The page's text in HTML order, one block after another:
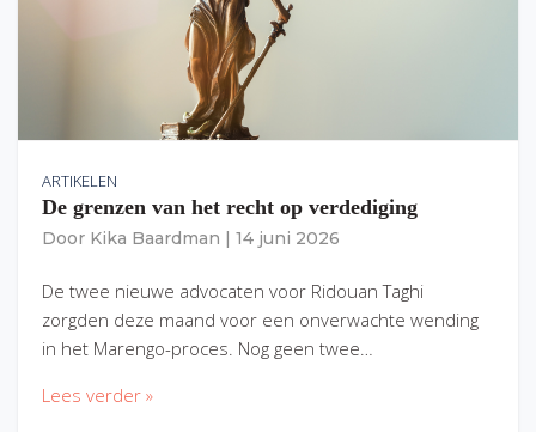
ARTIKELEN
De grenzen van het recht op verdediging
Door Kika Baardman 14 juni 2026
De twee nieuwe advocaten voor Ridouan Taghi
zorgden deze maand voor een onverwachte wending
in het Marengo-proces. Nog geen twee…
Lees verder »